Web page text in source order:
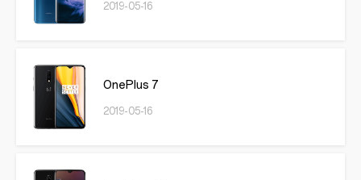
2019-05-16
OnePlus 7
2019-05-16